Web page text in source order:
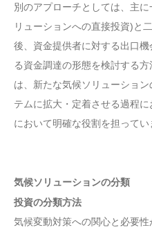
別のアプローチとしては、主
リューションへの直接投資)と
後、資金提供者に対する出口
る資金調達の形態を検討する
は、新たな気候ソリューショ
テムに拡大・定着させる過程
において明確な役割を担ってい
気候ソリューションの分類
投資の分類方法
気候変動対策への関心と必要